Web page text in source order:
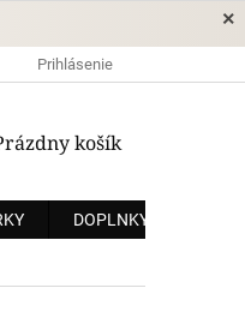
×
ÚDAJOV
Prihlásenie
košík
DOPLNKY